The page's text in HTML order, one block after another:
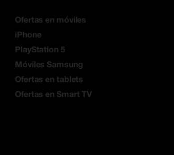
Ofertas en móviles
iPhone
PlayStation 5
Móviles Samsung
Ofertas en tablets
Ofertas en Smart TV